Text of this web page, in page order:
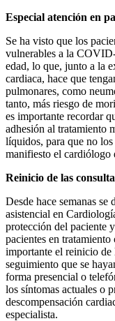
Especial atención en
Se ha visto que los
vulnerables a la
edad, lo que, junto a la
cardiaca, hace que
pulmonares, como
tanto, más riesgo de
es importante recordar
adhesión al tratamiento
líquidos, para que no
manifiesto el cardiólogo
Reinicio de las
Desde hace semanas
asistencial en
protección del paciente
pacientes en
importante el reinicio de
seguimiento que se
forma presencial o
los síntomas actuales o
descompensación
especialista.